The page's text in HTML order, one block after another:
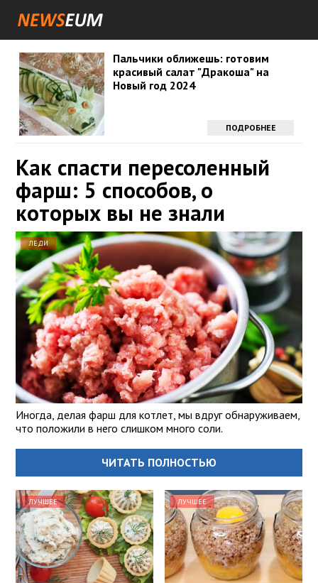
Пальчики оближешь: готовим
красивый салат "Дракоша" на
Новый год 2024
ПОДРОБНЕЕ
Как спасти пересоленный
фарш: 5 способов, о
которых вы не знали
ЛЕДИ
Иногда, делая фарш для котлет, мы вдруг обнаруживаем,
что положили в него слишком много соли.
ЧИТАТЬ ПОЛНОСТЬЮ
ЛУЧШЕЕ ЛУЧШЕЕ